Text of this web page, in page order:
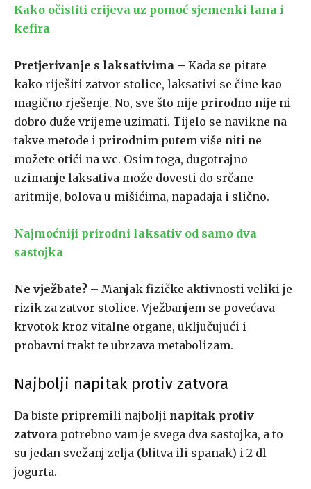
Kako očistiti crijeva uz pomoć sjemenki lana i
kefira
Pretjerivanje s laksativima – Kada se pitate
kako riješiti zatvor stolice, laksativi se čine kao
magično rješenje. No, sve što nije prirodno nije ni
dobro duže vrijeme uzimati. Tijelo se navikne na
takve metode i prirodnim putem više niti ne
možete otići na wc. Osim toga, dugotrajno
uzimanje laksativa može dovesti do srčane
aritmije, bolova u mišićima, napadaja i slično.
Najmoćniji prirodni laksativ od samo dva
sastojka
Ne vježbate? – Manjak fizičke aktivnosti veliki je
rizik za zatvor stolice. Vježbanjem se povećava
krvotok kroz vitalne organe, uključujući i
probavni trakt te ubrzava metabolizam.
Najbolji napitak protiv zatvora
Da biste pripremili najbolji napitak protiv
zatvora potrebno vam je svega dva sastojka, a to
su jedan svežanj zelja (blitva ili spanak) i 2 dl
jogurta.